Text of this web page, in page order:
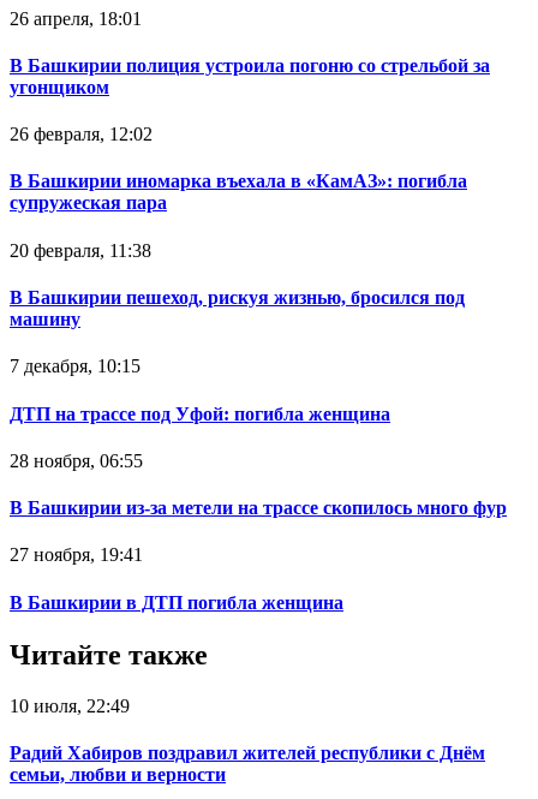
26 апреля, 18:01
В Башкирии полиция устроила погоню со стрельбой за
угонщиком
26 февраля, 12:02
В Башкирии иномарка въехала в «КамАЗ»: погибла
супружеская пара
20 февраля, 11:38
В Башкирии пешеход, рискуя жизнью, бросился под
машину
7 декабря, 10:15
ДТП на трассе под Уфой: погибла женщина
28 ноября, 06:55
В Башкирии из-за метели на трассе скопилось много фур
27 ноября, 19:41
В Башкирии в ДТП погибла женщина
Читайте также
10 июля, 22:49
Радий Хабиров поздравил жителей республики с Днём
семьи, любви и верности